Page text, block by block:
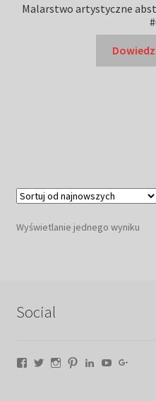
Malarstwo artystyczne
Wyświetlanie jednego wyniku
Social
Facebook
TwitterInstagram
PinterestLinkedIn
YouTube